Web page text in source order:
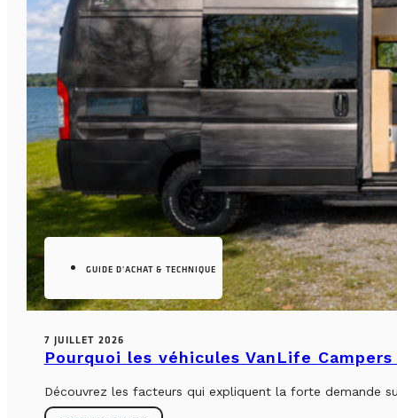
GUIDE D'ACHAT & TECHNIQUE
7 JUILLET 2026
Pourquoi les véhicules VanLife
Découvrez les facteurs qui expliquent la forte demande